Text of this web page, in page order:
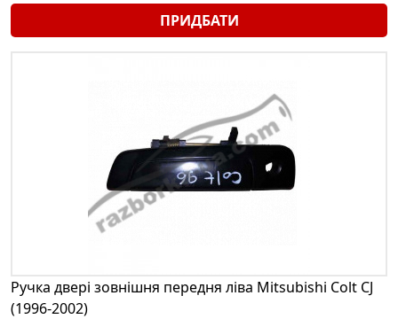
ПРИДБАТИ
Ручка двері зовнішня передня ліва Mitsubishi Colt CJ
(1996-2002)